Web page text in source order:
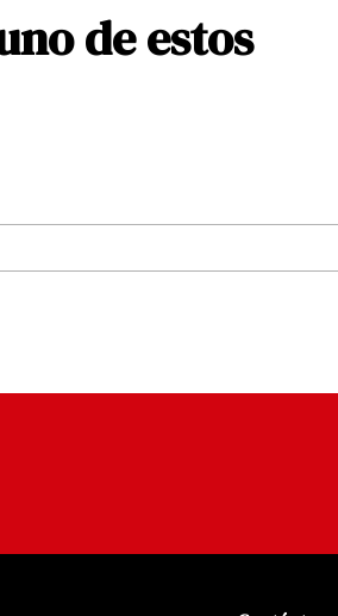
de estos